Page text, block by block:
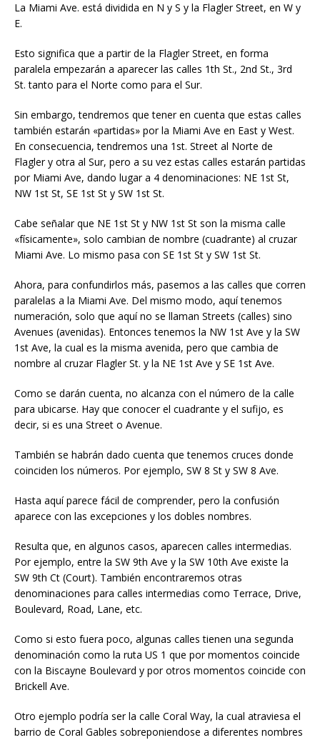
La Miami Ave. está dividida en N y S y la Flagler Street, en W y
E.
Esto significa que a partir de la Flagler Street, en forma
paralela empezarán a aparecer las calles 1th St., 2nd St., 3rd
St. tanto para el Norte como para el Sur.
Sin embargo, tendremos que tener en cuenta que estas calles
también estarán «partidas» por la Miami Ave en East y West.
En consecuencia, tendremos una 1st. Street al Norte de
Flagler y otra al Sur, pero a su vez estas calles estarán partidas
por Miami Ave, dando lugar a 4 denominaciones: NE 1st St,
NW 1st St, SE 1st St y SW 1st St.
Cabe señalar que NE 1st St y NW 1st St son la misma calle
«físicamente», solo cambian de nombre (cuadrante) al cruzar
Miami Ave. Lo mismo pasa con SE 1st St y SW 1st St.
Ahora, para confundirlos más, pasemos a las calles que corren
paralelas a la Miami Ave. Del mismo modo, aquí tenemos
numeración, solo que aquí no se llaman Streets (calles) sino
Avenues (avenidas). Entonces tenemos la NW 1st Ave y la SW
1st Ave, la cual es la misma avenida, pero que cambia de
nombre al cruzar Flagler St. y la NE 1st Ave y SE 1st Ave.
Como se darán cuenta, no alcanza con el número de la calle
para ubicarse. Hay que conocer el cuadrante y el sufijo, es
decir, si es una Street o Avenue.
También se habrán dado cuenta que tenemos cruces donde
coinciden los números. Por ejemplo, SW 8 St y SW 8 Ave.
Hasta aquí parece fácil de comprender, pero la confusión
aparece con las excepciones y los dobles nombres.
Resulta que, en algunos casos, aparecen calles intermedias.
Por ejemplo, entre la SW 9th Ave y la SW 10th Ave existe la
SW 9th Ct (Court). También encontraremos otras
denominaciones para calles intermedias como Terrace, Drive,
Boulevard, Road, Lane, etc.
Como si esto fuera poco, algunas calles tienen una segunda
denominación como la ruta US 1 que por momentos coincide
con la Biscayne Boulevard y por otros momentos coincide con
Brickell Ave.
Otro ejemplo podría ser la calle Coral Way, la cual atraviesa el
barrio de Coral Gables sobreponiendose a diferentes nombres